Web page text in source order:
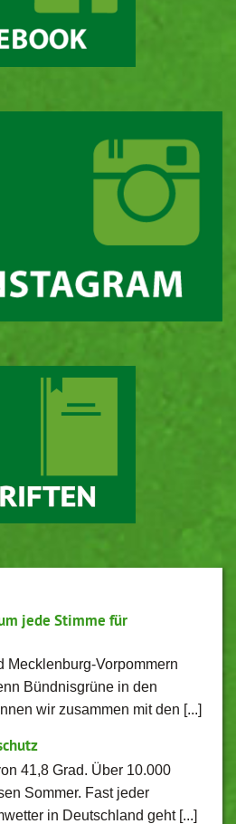
jede Stimme für
Mecklenburg-Vorpommern
Bündnisgrüne in den
wir zusammen mit den [...]
41,8 Grad. Über 10.000
Sommer. Fast jeder
in Deutschland geht [...]